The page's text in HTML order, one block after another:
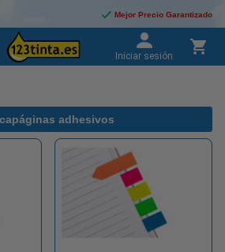
Mejor Precio Garantizado
Iniciar sesión
adhesivos